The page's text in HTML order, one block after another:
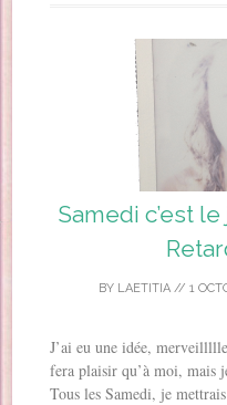
Samedi c’est
BY LAETITIA// 1
J’ai eu une idée,
fera plaisir qu’à moi, mais
Tous les Samedi, je